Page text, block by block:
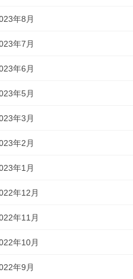
年8月
年7月
年6月
年5月
年3月
年2月
年1月
年12月
年11月
年10月
年9月